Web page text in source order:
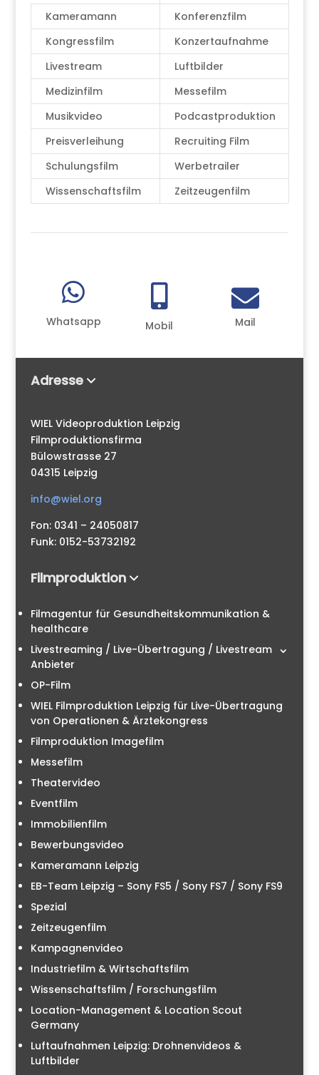
Kameramann
Konferenzfilm
Kongressfilm
Konzertaufnahme
Livestream
Luftbilder
Medizinfilm
Messefilm
Musikvideo
Podcastproduktion
Preisverleihung
Recruiting Film
Schulungsfilm
Werbetrailer
Wissenschaftsfilm
Zeitzeugenfilm

Whatsapp

Mobil

Mail
Adresse
WIEL Videoproduktion Leipzig
Filmproduktionsfirma
Bülowstrasse 27
04315 Leipzig
info@wiel.org
Fon: 0341 – 24050817
Funk: 0152-53732192
Filmproduktion
Filmagentur für Gesundheitskommunikation &
healthcare
Livestreaming / Live-Übertragung / Livestream
Anbieter
OP-Film
WIEL Filmproduktion Leipzig für Live-Übertragung
von Operationen & Ärztekongress
Filmproduktion Imagefilm
Messefilm
Theatervideo
Eventfilm
Immobilienfilm
Bewerbungsvideo
Kameramann Leipzig
EB-Team Leipzig – Sony FS5 / Sony FS7 / Sony FS9
Spezial
Zeitzeugenfilm
Kampagnenvideo
Industriefilm & Wirtschaftsfilm
Wissenschaftsfilm / Forschungsfilm
Location-Management & Location Scout
Germany
Luftaufnahmen Leipzig: Drohnenvideos &
Luftbilder